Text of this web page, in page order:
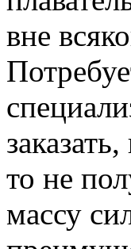
вне
то не
массу